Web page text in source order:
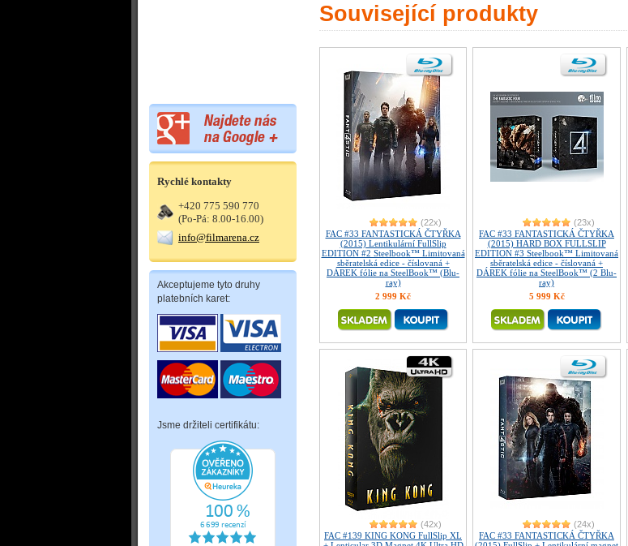
Rychlé kontakty
+420 775 590 770
(Po-Pá: 8.00-16.00)
info@filmarena.cz
Akceptujeme tyto druhy
platebních karet:
Jsme držiteli certifikátu:
Související produkty
(22x)
FAC #33 FANTASTICKÁ ČTYŘKA
(2015) Lentikulární FullSlip
EDITION #2 Steelbook™ Limitovaná
sběratelská edice - číslovaná +
DÁREK fólie na SteelBook™ (Blu-
ray)
2 999 Kč
(23x)
FAC #33 FANTASTICKÁ ČTYŘKA
(2015) HARD BOX FULLSLIP
EDITION #3 Steelbook™ Limitovaná
sběratelská edice - číslovaná +
DÁREK fólie na SteelBook™ (2 Blu-
ray)
5 999 Kč
(42x)
FAC #139 KING KONG FullSlip XL
(24x)
FAC #33 FANTASTICKÁ ČTYŘKA